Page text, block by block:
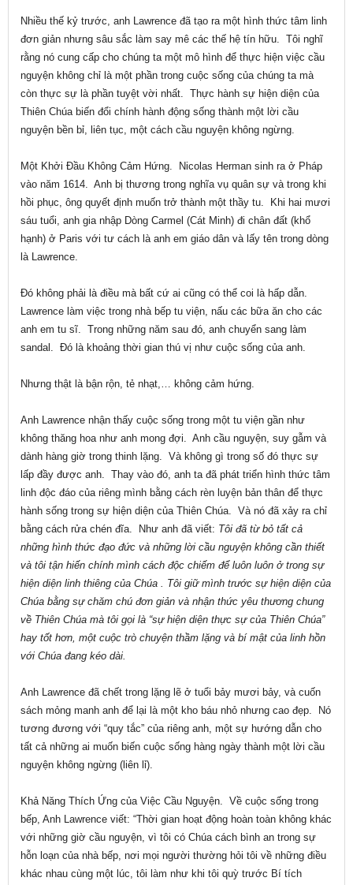
Nhiều thế kỷ trước, anh Lawrence đã tạo ra một hình thức tâm linh
đơn giản nhưng sâu sắc làm say mê các thế hệ tín hữu. Tôi nghĩ
rằng nó cung cấp cho chúng ta một mô hình để thực hiện việc cầu
nguyện không chỉ là một phần trong cuộc sống của chúng ta mà
còn thực sự là phần tuyệt vời nhất. Thực hành sự hiện diện của
Thiên Chúa biến đổi chính hành động sống thành một lời cầu
nguyện bền bỉ, liên tục, một cách cầu nguyện không ngừng.
Một Khởi Đầu Không Cảm Hứng. Nicolas Herman sinh ra ở Pháp
vào năm 1614. Anh bị thương trong nghĩa vụ quân sự và trong khi
hồi phục, ông quyết định muốn trở thành một thầy tu. Khi hai mươi
sáu tuổi, anh gia nhập Dòng Carmel (Cát Minh) đi chân đất (khổ
hạnh) ở Paris với tư cách là anh em giáo dân và lấy tên trong dòng
là Lawrence.
Đó không phải là điều mà bất cứ ai cũng có thể coi là hấp dẫn.
Lawrence làm việc trong nhà bếp tu viện, nấu các bữa ăn cho các
anh em tu sĩ. Trong những năm sau đó, anh chuyển sang làm
sandal. Đó là khoảng thời gian thú vị như cuộc sống của anh.
Nhưng thật là bận rộn, tẻ nhạt,… không cảm hứng.
Anh Lawrence nhận thấy cuộc sống trong một tu viện gần như
không thăng hoa như anh mong đợi. Anh cầu nguyện, suy gẫm và
dành hàng giờ trong thinh lặng. Và không gì trong số đó thực sự
lấp đầy được anh. Thay vào đó, anh ta đã phát triển hình thức tâm
linh độc đáo của riêng mình bằng cách rèn luyện bản thân để thực
hành sống trong sự hiện diện của Thiên Chúa. Và nó đã xảy ra chỉ
bằng cách rửa chén đĩa. Như anh đã viết: Tôi đã từ bỏ tất cả
những hình thức đạo đức và những lời cầu nguyện không cần thiết
và tôi tận hiến chính mình cách độc chiếm để luôn luôn ở trong sự
hiện diện linh thiêng của Chúa . Tôi giữ mình trước sự hiện diện của
Chúa bằng sự chăm chú đơn giản và nhận thức yêu thương chung
về Thiên Chúa mà tôi gọi là “sự hiện diện thực sự của Thiên Chúa”
hay tốt hơn, một cuộc trò chuyện thầm lặng và bí mật của linh hồn
với Chúa đang kéo dài.
Anh Lawrence đã chết trong lặng lẽ ở tuổi bảy mươi bảy, và cuốn
sách mỏng manh anh để lại là một kho báu nhỏ nhưng cao đẹp. Nó
tương đương với “quy tắc” của riêng anh, một sự hướng dẫn cho
tất cả những ai muốn biến cuộc sống hàng ngày thành một lời cầu
nguyện không ngừng (liên lỉ).
Khả Năng Thích Ứng của Việc Cầu Nguyện. Về cuộc sống trong
bếp, Anh Lawrence viết: “Thời gian hoạt động hoàn toàn không khác
với những giờ cầu nguyện, vì tôi có Chúa cách bình an trong sự
hỗn loạn của nhà bếp, nơi mọi người thường hỏi tôi về những điều
khác nhau cùng một lúc, tôi làm như khi tôi quỳ trước Bí tích